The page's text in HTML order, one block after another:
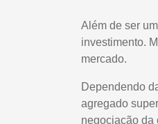
Além de ser
investimento.
mercado.
Dependendo
agregado
negociação da